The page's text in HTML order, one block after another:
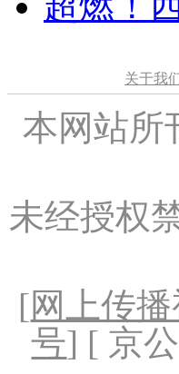
关于我
本网站所
未经授权
[网上传
号] [ 京